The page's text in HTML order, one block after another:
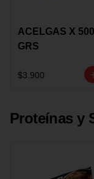
ACELGAS X 500
GRS
$3.900
Proteínas y